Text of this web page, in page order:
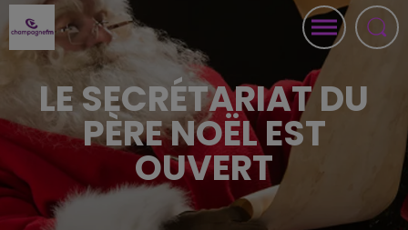
LE SECRÉTARIAT DU
PÈRE NOËL EST
OUVERT